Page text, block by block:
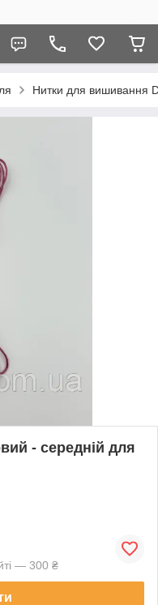
Нитки для вишивання
- середній для
— 300 ₴